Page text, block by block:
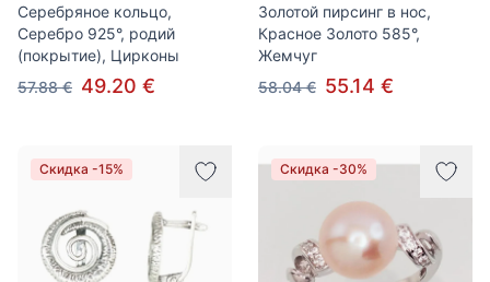
Серебряное кольцо,
Серебро 925°, родий
(покрытие), Цирконы
57.88 € 49.20 €
Золотой пирсинг в нос,
Красное Золото 585°,
Жемчуг
58.04 € 55.14 €
Скидка -15% Скидка -30%